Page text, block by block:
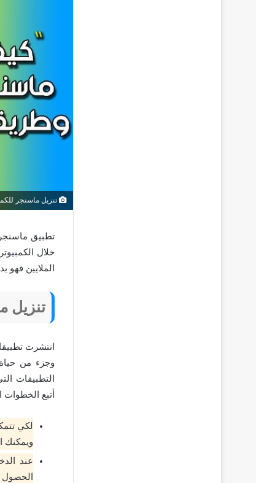
تنزيل ماسنجر
تطبيق
خلال
الملايين فهو يدعم
تنزيل
انتشرت
وجزء من
التطبيقات
أتبع الخطوات
لكي
ويمكنك
عند
الحصول